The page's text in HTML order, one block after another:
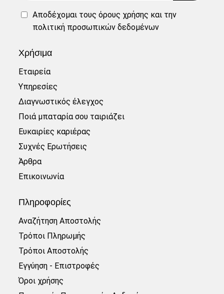
Αποδέχομαι τουςόρους χρήσης και την
πολιτική προσωπικών δεδομένων
Χρήσιμα
Εταιρεία
Υπηρεσίες
Διαγνωστικός έλεγχος
Ποιά μπαταρία σου ταιριάζει
Ευκαιρίες καριέρας
Συχνές Ερωτήσεις
Άρθρα
Επικοινωνία
Πληροφορίες
Αναζήτηση Αποστολής
Τρόποι Πληρωμής
Τρόποι Αποστολής
Εγγύηση - Επιστροφές
Όροι χρήσης